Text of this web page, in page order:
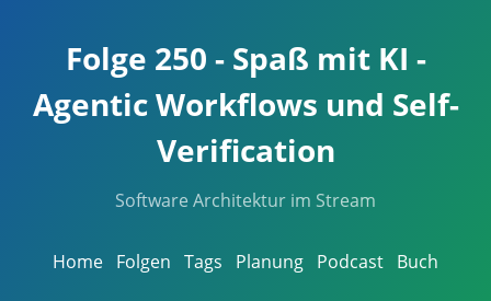
Folge 250 - Spaß mit KI -
Agentic Workflows und Self-
Verification
Software Architektur im Stream
Home Folgen Tags Planung Podcast Buch